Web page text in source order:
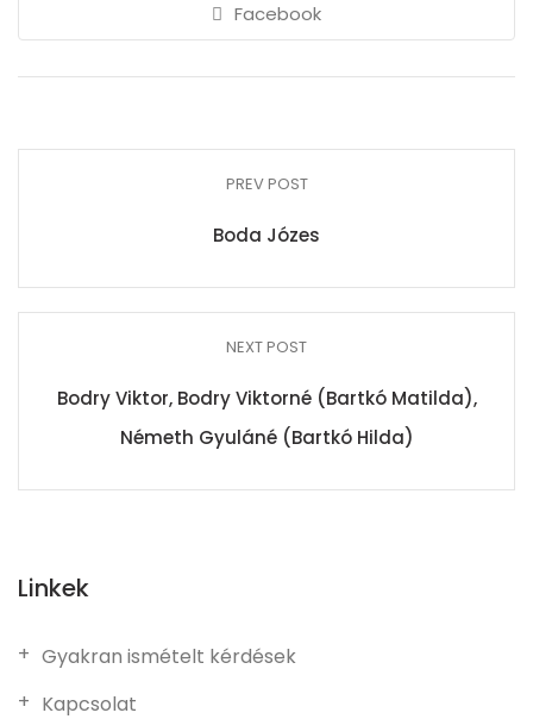
Facebook
PREV POST
Boda Józes
NEXT POST
Bodry Viktor, Bodry Viktorné (Bartkó Matilda),
Németh Gyuláné (Bartkó Hilda)
Linkek
Gyakran ismételt kérdések
Kapcsolat